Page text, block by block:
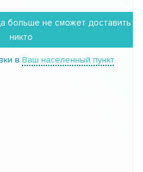
больше не сможет доставить
никто
в Ваш населенный пункт